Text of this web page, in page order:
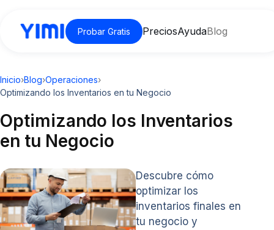
Probar Gratis PreciosAyudaBlog
Inicio›Blog›Operaciones›
Optimizando los Inventarios en tu Negocio
Optimizando los Inventarios
en tu Negocio
Descubre cómo
optimizar los
inventarios finales en
tu negocio y